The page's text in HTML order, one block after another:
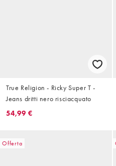
True Religion - Ricky Super T -
Jeans dritti nero risciacquato
54,99 €
Offerta